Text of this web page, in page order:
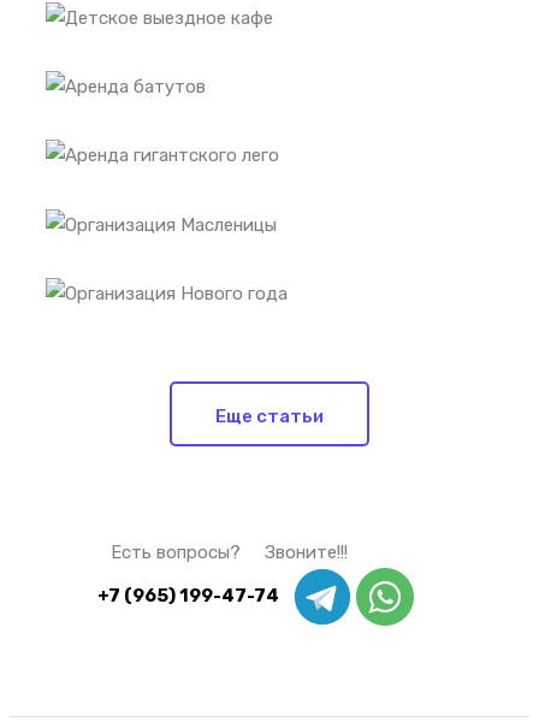
Еще статьи
Есть вопросы? Звоните!!!
+7 (965) 199-47-74